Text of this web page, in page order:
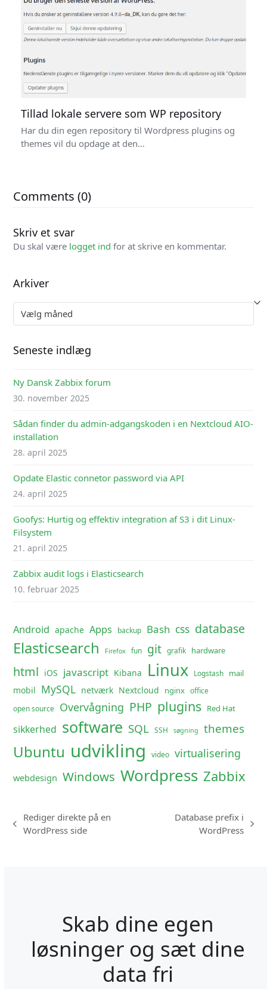
Tillad lokale servere som WP repository
Har du din egen repository til Wordpress plugins og
themes vil du opdage at den…
Comments (0)
Skriv et svar
Du skal være logget ind for at skrive en kommentar.
Arkiver
Arkiver
Seneste indlæg
Ny Dansk Zabbix forum
30. november 2025
Sådan finder du admin-adgangskoden i en Nextcloud AIO-
installation
28. april 2025
Opdate Elastic connetor password via API
24. april 2025
Goofys: Hurtig og effektiv integration af S3 i dit Linux-
Filsystem
21. april 2025
Zabbix audit logs i Elasticsearch
10. februar 2025
Android apache Apps backup Bash css database
Elasticsearch Firefox fun git grafik hardware
html iOS javascript Kibana Linux Logstash mail
mobil MySQL netværk Nextcloud nginx office
open source Overvågning PHP plugins Red Hat
sikkerhed software SQL SSH søgning themes
Ubuntu udvikling video virtualisering
webdesign Windows Wordpress Zabbix
previous
Rediger direkte på en
WordPress side
Database prefix i
WordPress
Skab dine egen
løsninger og sæt dine
data fri